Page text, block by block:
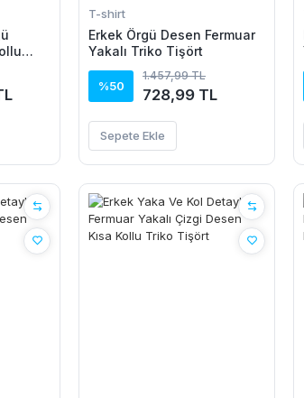
T-shirt
Erkek Örgü Desen Fermuar
Yakalı Triko Tişört
%50
1.457,99 TL
728,99 TL
Sepete Ekle